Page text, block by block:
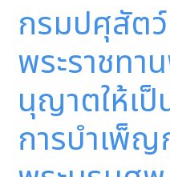
กรมปศุสัตว์
พระราชทา
นุญาตให้เป็
การบำเพ็